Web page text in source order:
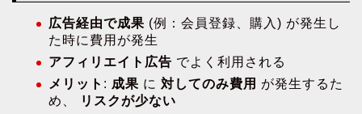
広告経由で成果 (例：会員登録、購入) が発生し
た時に費用が発生
アフィリエイト広告 でよく利用される
メリット : 成果 に 対してのみ費用 が発生するた
め、
リスクが少ない